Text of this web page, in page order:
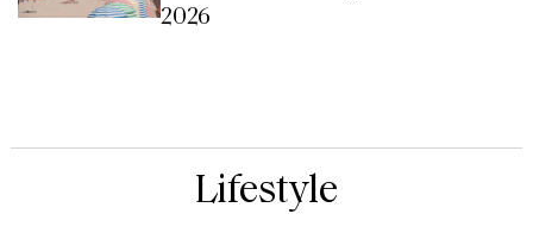
2026
Lifestyle